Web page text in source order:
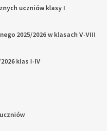
uczniów klasy I
2025/2026 w klasach V-VIII
klas I-IV